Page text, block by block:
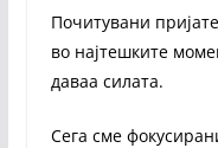
Почитувани
во најтешките
даваа силата.
Сега сме